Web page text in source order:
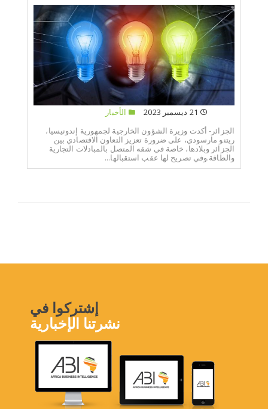
الأخبار
الجزائر- أكدت وزيرة الشؤون الخارجية لجمهورية إندونيسيا،
ريتنو مارسودي، على ضرورة تعزيز التعاون الاقتصادي بين
الجزائر وبلادها، خاصة في شقه المتصل بالمبادلات التجارية
والطاقة.وفي تصريح لها عقب استقبالها...
إشتركوا في
نشرتنا الإخبارية